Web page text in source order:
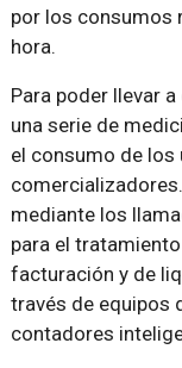
por los consumos
hora.
Para poder llevar
una serie de
el consumo de
mediante los
para el
facturación y de
través de equipos
contadores